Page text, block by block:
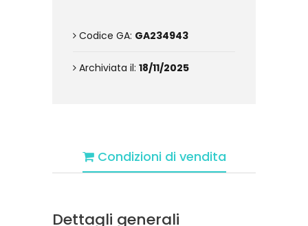
Codice GA: GA234943
Archiviata il: 18/11/2025
Condizioni di vendita
Dettagli generali